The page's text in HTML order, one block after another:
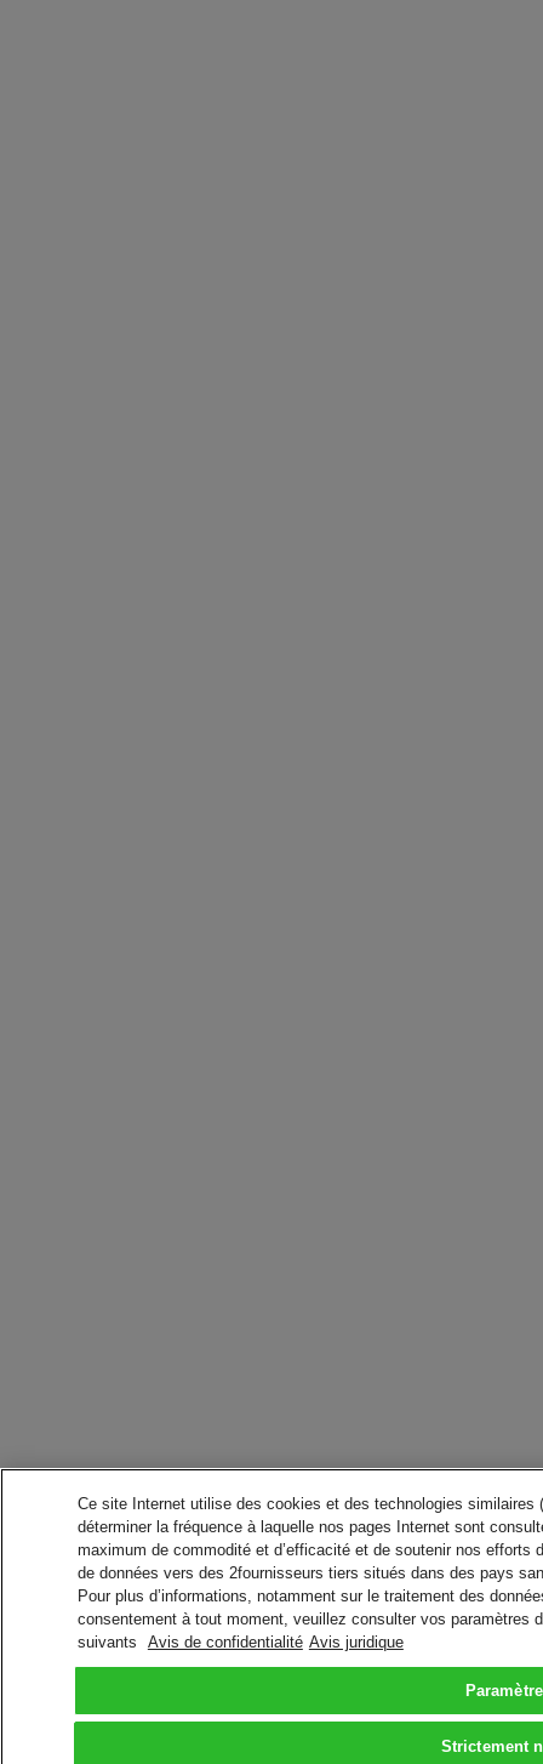
Ce site Internet utilise des cookies et des technologies
déterminer la fréquence à laquelle nos pages Internet sont
maximum de commodité et d’efficacité et de soutenir nos
de données vers des 2fournisseurs tiers situés dans des pays
Pour plus d’informations, notamment sur le traitement des
consentement à tout moment, veuillez consulter vos paramètres
suivants
Avis de confidentialité Avis juridique
Strictement